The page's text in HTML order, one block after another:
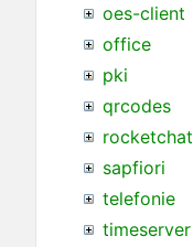
oes-client
office
pki
qrcodes
rocketchat
sapfiori
telefonie
timeserver